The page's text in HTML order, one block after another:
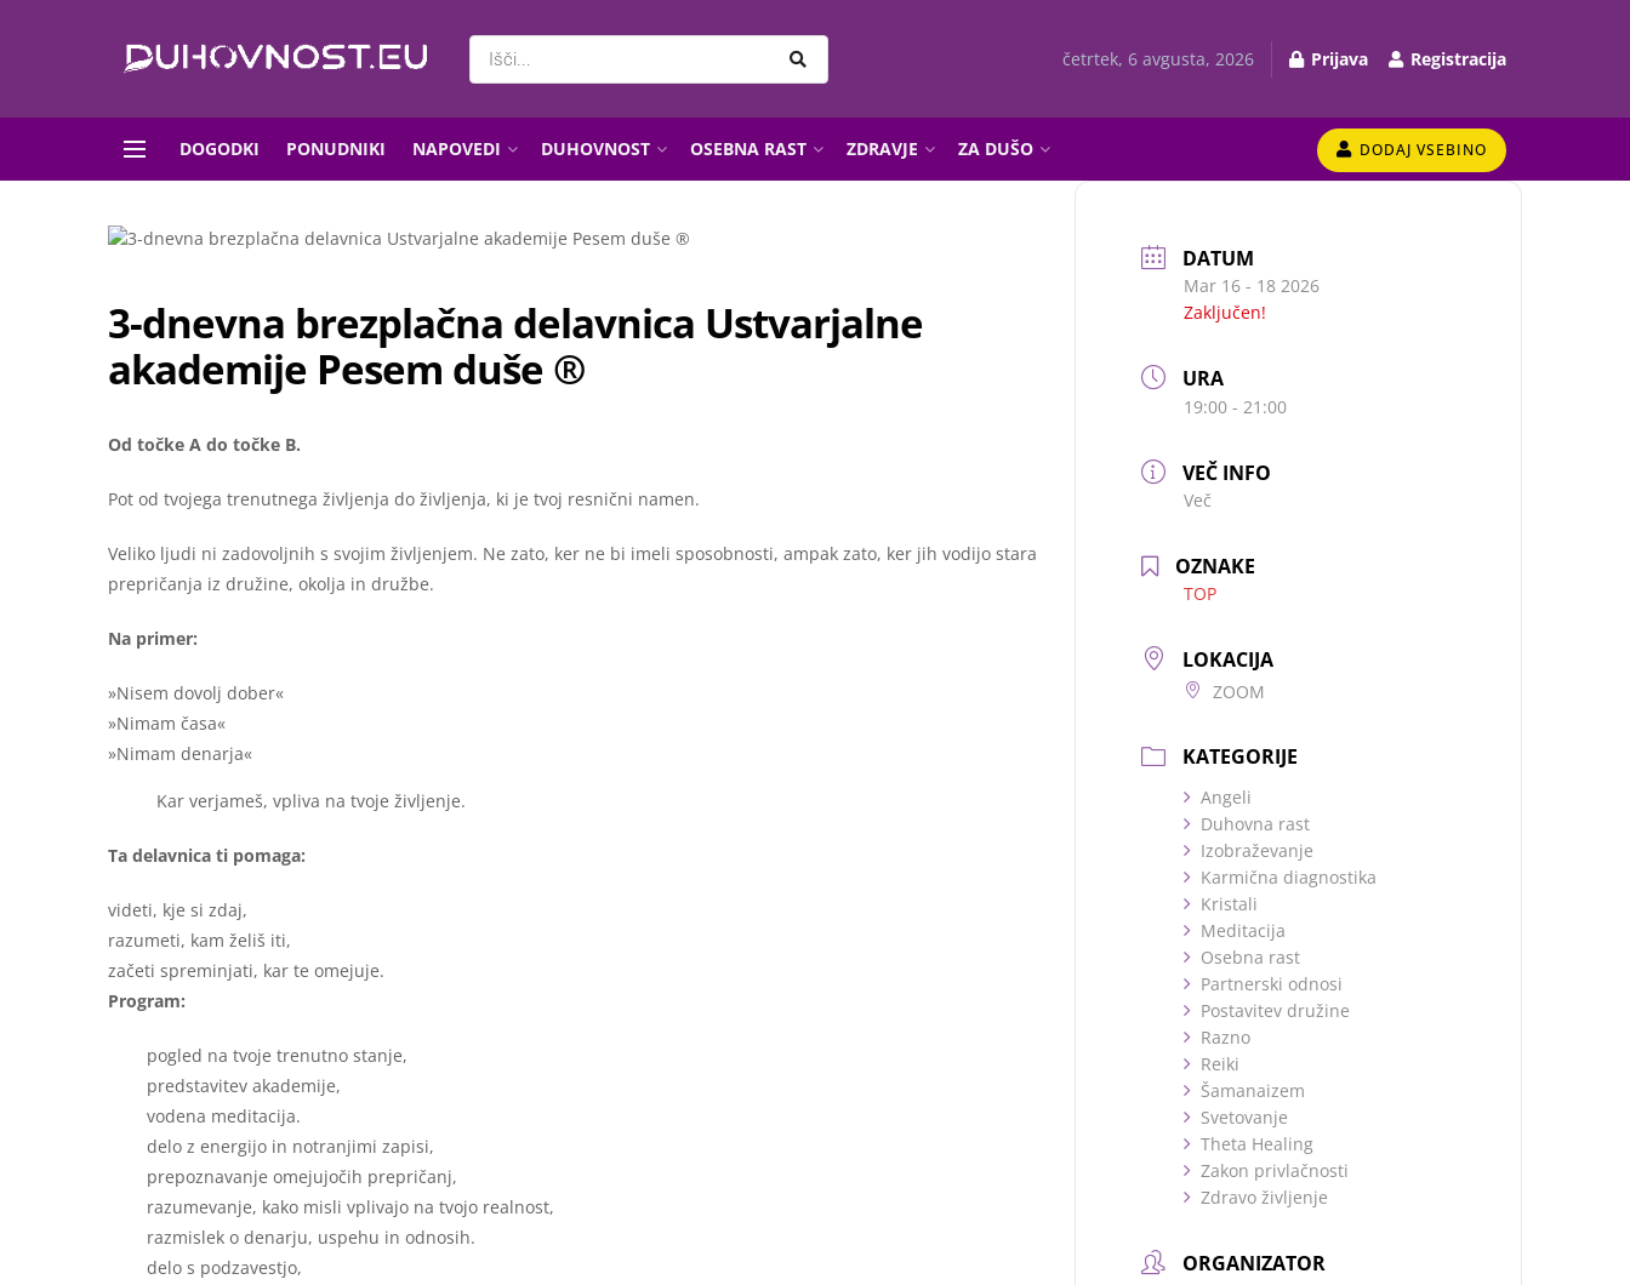
četrtek, 6 avgusta, 2026 Prijava Registracija
DOGODKI PONUDNIKI NAPOVEDI DUHOVNOST OSEBNA RAST ZDRAVJE ZA DUŠO DODAJ VSEBINO
3-dnevna brezplačna delavnica Ustvarjalne
akademije Pesem duše ®
Od točke A do točke B.
Pot od tvojega trenutnega življenja do življenja, ki je tvoj resnični namen.
Veliko ljudi ni zadovoljnih s svojim življenjem. Ne zato, ker ne bi imeli sposobnosti, ampak zato, ker jih vodijo stara
prepričanja iz družine, okolja in družbe.
Na primer:
»Nisem dovolj dober«
»Nimam časa«
»Nimam denarja«
Kar verjameš, vpliva na tvoje življenje.
Ta delavnica ti pomaga:
videti, kje si zdaj,
razumeti, kam želiš iti,
začeti spreminjati, kar te omejuje.
Program:
pogled na tvoje trenutno stanje,
predstavitev akademije,
vodena meditacija.
delo z energijo in notranjimi zapisi,
prepoznavanje omejujočih prepričanj,
razumevanje, kako misli vplivajo na tvojo realnost,
razmislek o denarju, uspehu in odnosih.
delo s podzavestjo,
DATUM
Mar 16 - 18 2026
Zaključen!
URA
19:00 - 21:00
VEČ INFO
Več
OZNAKE
TOP
LOKACIJA
ZOOM
KATEGORIJE
Angeli
Duhovna rast
Izobraževanje
Karmična diagnostika
Kristali
Meditacija
Osebna rast
Partnerski odnosi
Postavitev družine
Razno
Reiki
Šamanaizem
Svetovanje
Theta Healing
Zakon privlačnosti
Zdravo življenje
ORGANIZATOR